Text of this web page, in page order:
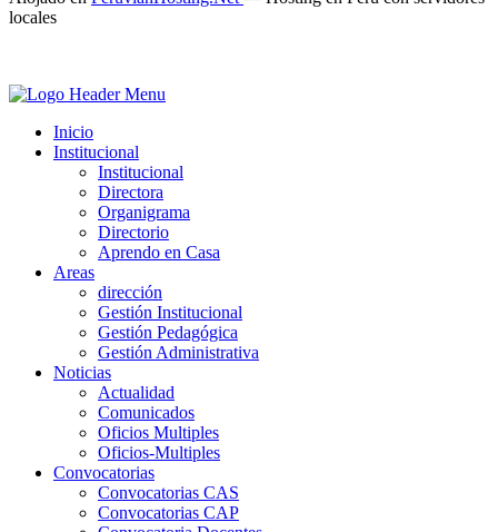
locales
Inicio
Institucional
Institucional
Directora
Organigrama
Directorio
Aprendo en Casa
Areas
dirección
Gestión Institucional
Gestión Pedagógica
Gestión Administrativa
Noticias
Actualidad
Comunicados
Oficios Multiples
Oficios-Multiples
Convocatorias
Convocatorias CAS
Convocatorias CAP